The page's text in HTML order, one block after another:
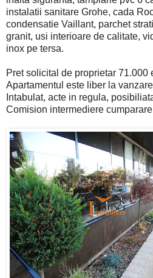
instalatii sanitare Grohe, cada
condensatie Vaillant, parchet
granit, usi interioare de calitate,
inox pe tersa.
Pret solicital de proprietar 71.000
Apartamentul este liber la
Intabulat, acte in regula,
Comision intermediere